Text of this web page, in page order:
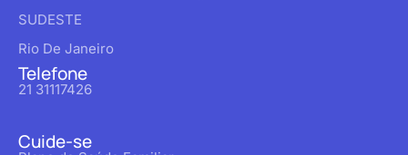
SUDESTE
Rio De Janeiro
Telefone
21 31117426
Cuide-se